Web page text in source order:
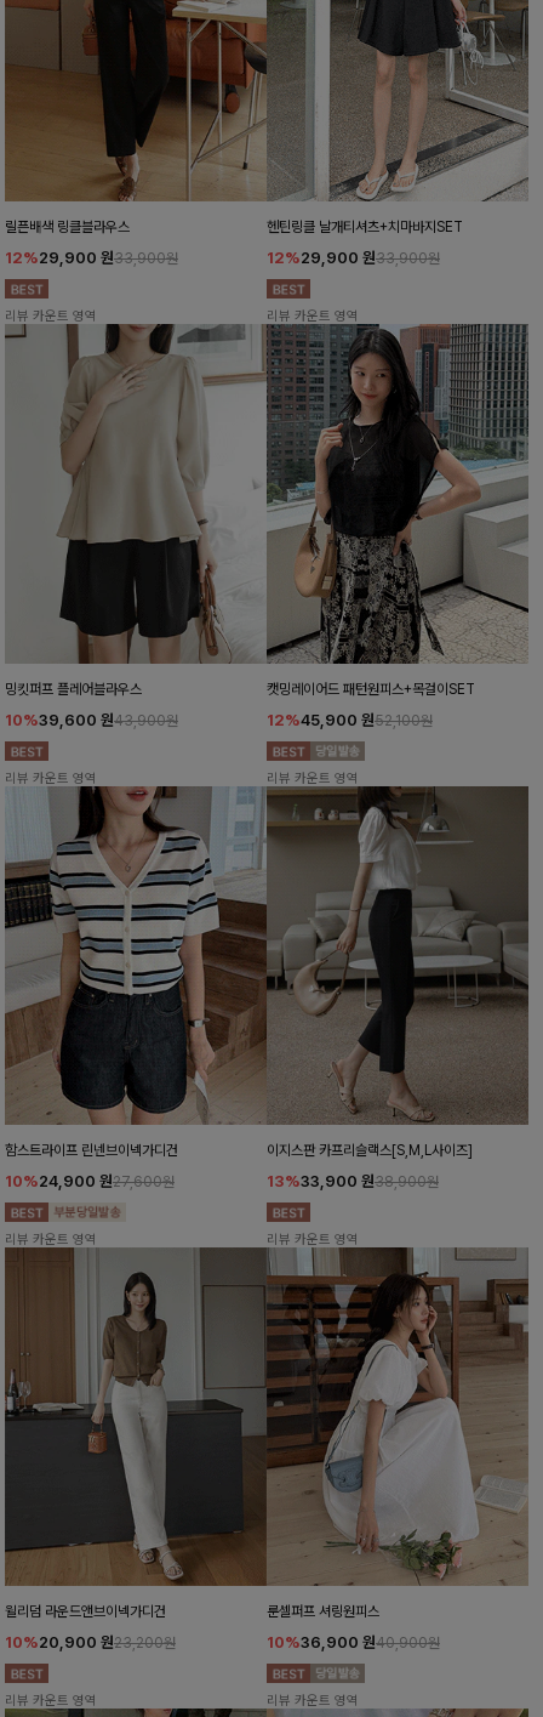
릴픈배색 링클블라우스
12%29,900 원33,900원
리뷰 카운트 영역
헨틴링클 날개티셔츠+치마바지SET
12%29,900 원33,900원
리뷰 카운트 영역
밍킷퍼프 플레어블라우스
10%39,600 원43,900원
리뷰 카운트 영역
캣밍레이어드 패턴원피스+목걸이SET
12%45,900 원52,100원
리뷰 카운트 영역
함스트라이프 린넨브이넥가디건
10%24,900 원27,600원
리뷰 카운트 영역
이지스판 카프리슬랙스[S,M,L사이즈]
13%33,900 원38,900원
리뷰 카운트 영역
윌리덤 라운드앤브이넥가디건
10%20,900 원23,200원
리뷰 카운트 영역
룬셀퍼프 셔링원피스
10%36,900 원40,900원
리뷰 카운트 영역